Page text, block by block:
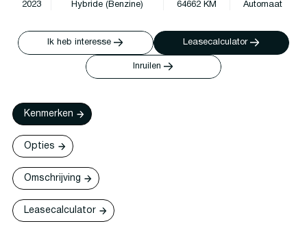
2023 Hybride (Benzine) 64662 KM Automaat
Ik heb interesse Leasecalculator
Inruilen
Kenmerken
Opties
Omschrijving
Leasecalculator